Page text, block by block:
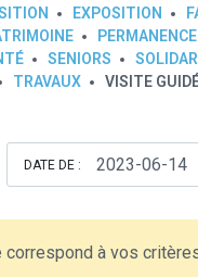
EXPOSITION
SENIORS
TRAVAUX VISITE
DATE DE :
correspond à vos